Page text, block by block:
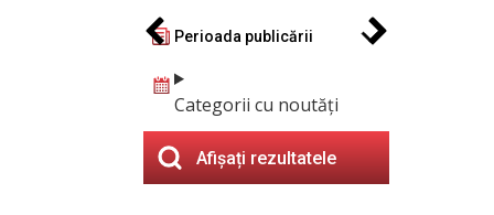
Perioada publicării
Categorii cu noutăți
Afișați rezultatele